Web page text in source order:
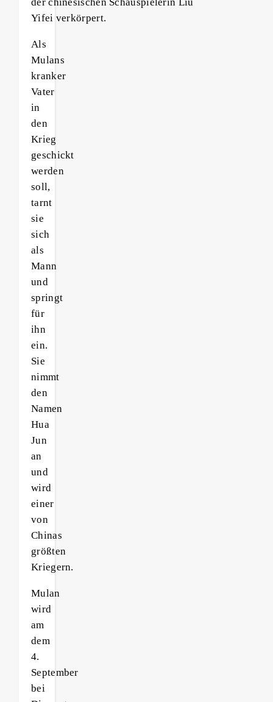
Yifei verkörpert.
Als
Mulans
kranker
Vater
in
den
Krieg
geschickt
werden
soll,
tarnt
sie
sich
als
Mann
und
springt
für
ihn
ein.
Sie
nimmt
den
Namen
Hua
Jun
an
und
wird
einer
von
Chinas
größten
Kriegern.
Mulan
wird
am
dem
4.
September
bei